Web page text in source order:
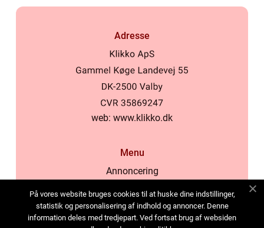
Adresse
web: www.klikko.dk
Menu
Annoncering
Cookies
Kontakt os
På vores website bruges cookies til at huske dine indstillinger,
statistik og personalisering af indhold og annoncer. Denne
information deles med tredjepart. Ved fortsat brug af websiden